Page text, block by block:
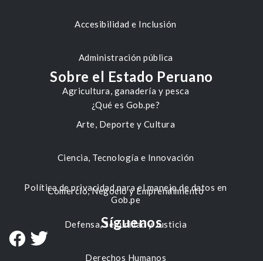
Accesibilidad e Inclusión
Administración pública
Agricultura, ganadería y pesca
Arte, Deporte y Cultura
Ciencia, Tecnología e Innovación
Comercio, Negocio y Emprendimiento
Defensa, Seguridad y Justicia
Derechos Humanos
Sobre el Estado Peruano
¿Qué es Gob.pe?
Política de privacidad para el manejo de datos en
Gob.pe
Síguenos